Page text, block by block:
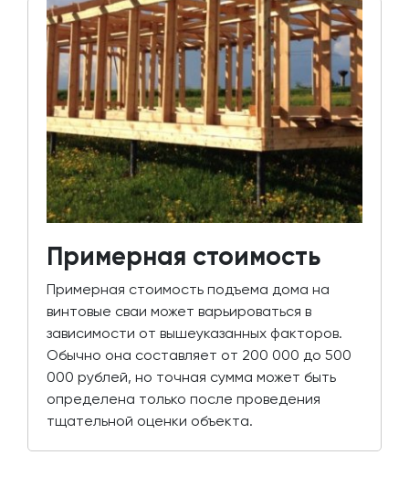
Примерная стоимость
Примерная стоимость подъема дома на
винтовые сваи может варьироваться в
зависимости от вышеуказанных факторов.
Обычно она составляет от 200 000 до 500
000 рублей, но точная сумма может быть
определена только после проведения
тщательной оценки объекта.